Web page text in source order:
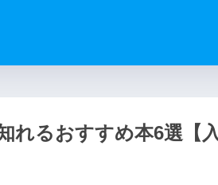
れるおすすめ本6選【